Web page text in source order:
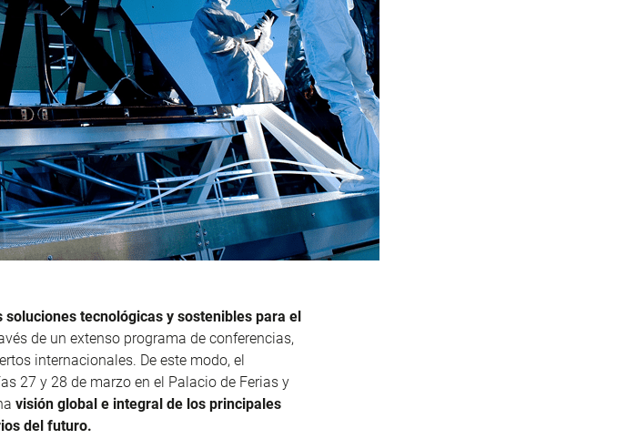
soluciones tecnológicas y sostenibles para el
de un extenso programa de conferencias,
internacionales. De este modo, el
27 y 28 de marzo en el Palacio de Ferias y
visión global e integral de los principales
del futuro.